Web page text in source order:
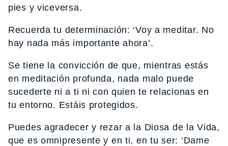
pies y viceversa.
Recuerda tu determinación: ‘Voy a meditar. No
hay nada más importante ahora’.
Se tiene la convicción de que, mientras estás
en meditación profunda, nada malo puede
sucederte ni a ti ni con quien te relacionas en
tu entorno. Estáis protegidos.
Puedes agradecer y rezar a la Diosa de la Vida,
que es omnipresente y en ti, en tu ser: ‘Dame